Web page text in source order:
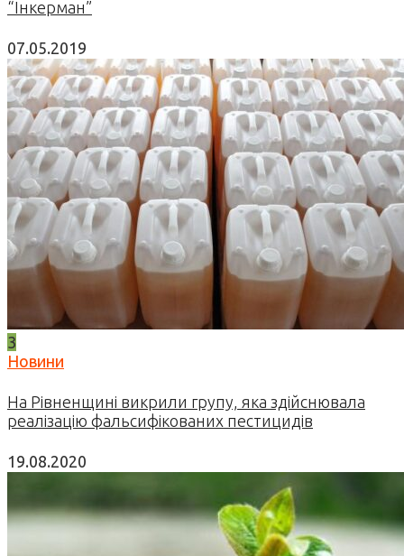
“Інкерман”
07.05.2019
3
Новини
На Рівненщині викрили групу, яка здійснювала
реалізацію фальсифікованих пестицидів
19.08.2020